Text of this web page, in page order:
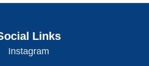
Links
Instagram